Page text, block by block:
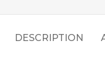
DESCRIPTION